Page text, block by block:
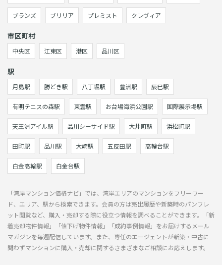
ブランズ ブリリア プレミスト クレヴィア
市区町村
中央区 江東区 港区 品川区
駅
月島駅 勝どき駅 八丁堀駅 豊洲駅 辰巳駅
有明テニスの森駅 東雲駅 お台場海浜公園駅 国際展示場駅
天王洲アイル駅 品川シーサイド駅 大井町駅 浜松町駅
田町駅 品川駅 大崎駅 五反田駅 高輪台駅
白金高輪駅 白金台駅
「湾岸マンション価格ナビ」では、湾岸エリアのマンションをフリーワー
ド、エリア、駅から検索できます。会員の方は売出履歴や新築時のパンフレ
ット閲覧など、購入・売却する際に役立つ情報を調べることができます。「新
着売却物件情報」「値下げ物件情報」「成約事例情報」をお届けするメール
マガジンを毎週配信しています。また、専任のエージェントが新築・中古に
問わずマンションに購入・売却に関するさまざまなご相談にお応えします。